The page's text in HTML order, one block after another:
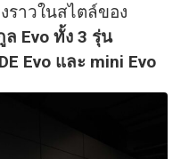
ราวในสไตล์ของ
Evo ทั้ง 3 รุ่น
Evo และ mini Evo